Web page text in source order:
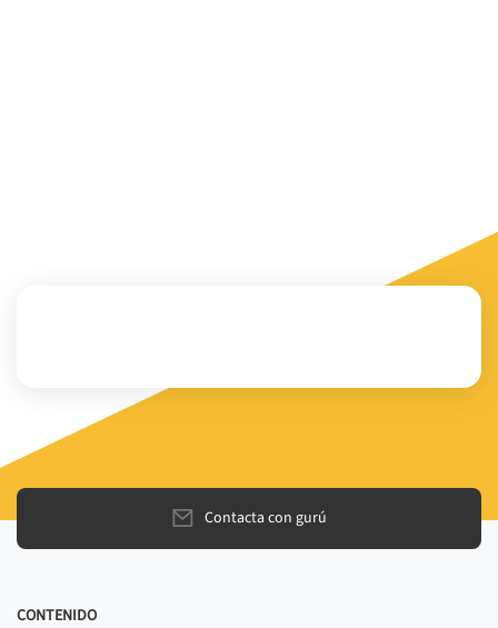
Contacta con gurú
CONTENIDO